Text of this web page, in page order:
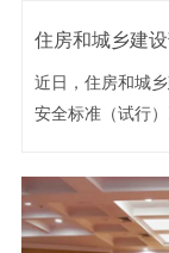
住房和城乡建
近日，住房和城
安全标准（试行